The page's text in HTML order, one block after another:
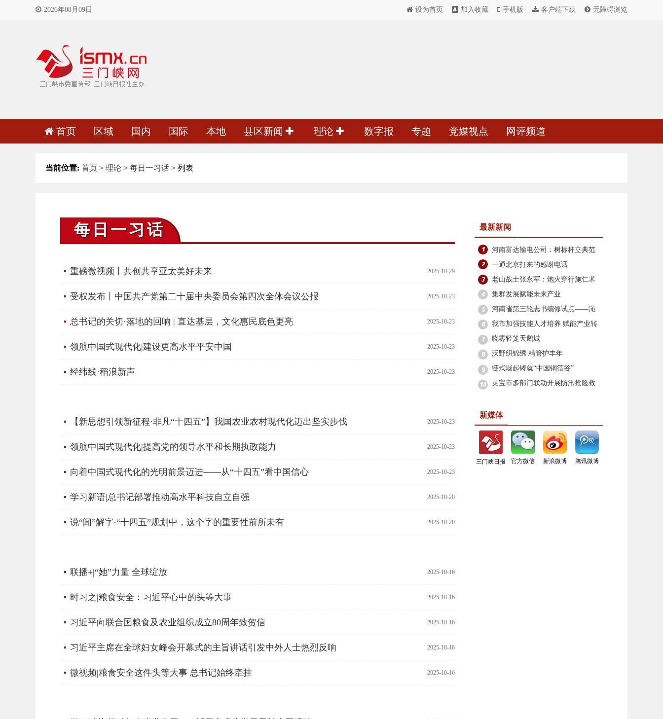
2026年08月09日 设为首页 加入收藏 手机版 客户端下载 无障碍浏览
首页 区域 国内 国际 本地 县区新闻 理论 数字报 专题 党媒视点 网评频道
当前位置: 首页 > 理论 > 每日一习话 > 列表
每日一习话
2025-10-29
重磅微视频丨共创共享亚太美好未来
2025-10-23
受权发布丨中国共产党第二十届中央委员会第四次全体会议公报
2025-10-23
总书记的关切·落地的回响 | 直达基层，文化惠民底色更亮
2025-10-23
领航中国式现代化|建设更高水平平安中国
2025-10-23
经纬线·稻浪新声
2025-10-23
【新思想引领新征程·非凡“十四五”】我国农业农村现代化迈出坚实步伐
2025-10-23
领航中国式现代化|提高党的领导水平和长期执政能力
2025-10-23
向着中国式现代化的光明前景迈进——从“十四五”看中国信心
2025-10-20
学习新语|总书记部署推动高水平科技自立自强
2025-10-20
说“闻”解字·“十四五”规划中，这个字的重要性前所未有
2025-10-16
联播+|“她”力量 全球绽放
2025-10-16
时习之|粮食安全：习近平心中的头等大事
2025-10-16
习近平向联合国粮食及农业组织成立80周年致贺信
2025-10-16
习近平主席在全球妇女峰会开幕式的主旨讲话引发中外人士热烈反响
2025-10-16
微视频|粮食安全这件头等大事 总书记始终牵挂
最新新闻
河南富达输电公司：树标杆立典范
筑牢安全生产防线
一通北京打来的感谢电话
老山战士张永军：炮火穿行施仁术
边关坚守铸军魂
集群发展赋能未来产业
河南省第三轮志书编修试点——渑
池县志编修工作启动
我市加强技能人才培养 赋能产业转
型升级
晓雾轻笼天鹅城
沃野织锦绣 精管护丰年
链式崛起铸就“中国铜箔谷”
灵宝市多部门联动开展防汛抢险救
新媒体
三门峡日报 官方微信 新浪微博 腾讯微博